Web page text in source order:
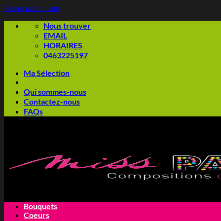
Passer au contenu
Nous trouver
EMAIL
HORAIRES
0463225197
Ma Sélection
Qui sommes-nous
Contactez-nous
FAQs
Bouquets
Coeurs